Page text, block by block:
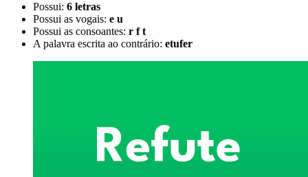
Possui: 6 letras
Possui as vogais: e u
Possui as consoantes: r f t
A palavra escrita ao contrário: etufer